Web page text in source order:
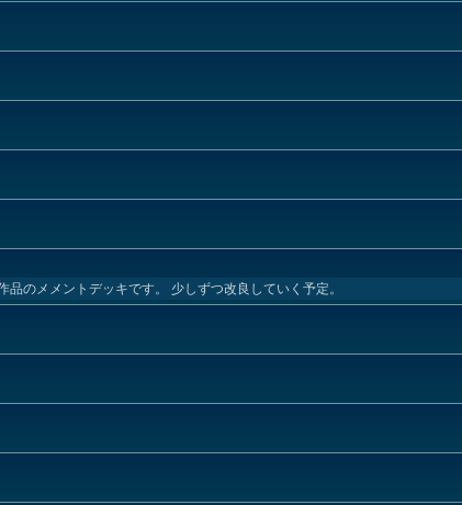
のメメントデッキです。 少しずつ改良していく予定。